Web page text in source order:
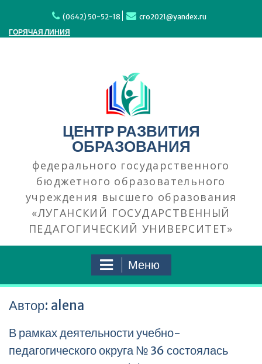
содержимому
(0642) 50-52-18
cro2021@yandex.ru
ГОРЯЧАЯ ЛИНИЯ
ЦЕНТР РАЗВИТИЯ
ОБРАЗОВАНИЯ
федерального государственного
бюджетного образовательного
учреждения высшего образования
«ЛУГАНСКИЙ ГОСУДАРСТВЕННЫЙ
ПЕДАГОГИЧЕСКИЙ УНИВЕРСИТЕТ»
Меню
Автор: alena
В рамках деятельности учебно-
педагогического округа № 36 состоялась